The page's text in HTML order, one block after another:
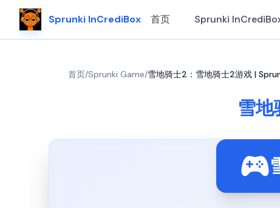
Sprunki InCrediBox 首页 Sprunki
首页/Sprunki Game/雪地骑士2：雪地骑士2游戏 |
雪